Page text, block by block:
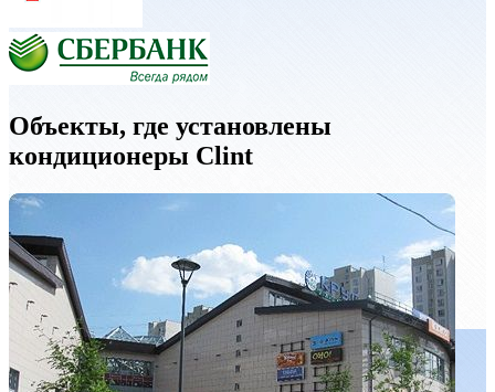
Объекты, где установлены
кондиционеры Clint